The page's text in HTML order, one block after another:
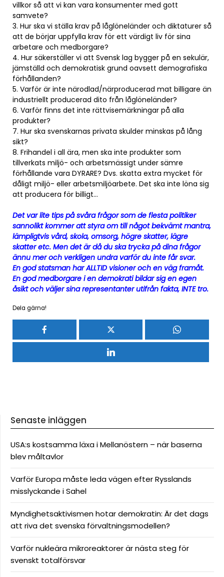
villkor så att vi kan vara konsumenter med gott
samvete?
3. Hur ska vi ställa krav på låglöneländer och diktaturer så
att de börjar uppfylla krav för ett värdigt liv för sina
arbetare och medborgare?
4. Hur säkerställer vi att Svensk lag bygger på en sekulär,
jämställd och demokratisk grund oavsett demografiska
förhållanden?
5. Varför är inte närodlad/närproducerad mat billigare än
industriellt producerad dito från låglöneländer?
6. Varför finns det inte rättvisemärkningar på alla
produkter?
7. Hur ska svenskarnas privata skulder minskas på lång
sikt?
8. Frihandel i all ära, men ska inte produkter som
tillverkats miljö- och arbetsmässigt under sämre
förhållande vara DYRARE? Dvs. skatta extra mycket för
dåligt miljö- eller arbetsmiljöarbete. Det ska inte löna sig
att producera för billigt…
Det var lite tips på svåra frågor som de flesta politiker
sannolikt kommer att styra om till något bekvämt mantra,
lämpligtvis vård, skola, omsorg, högre skatter, lägre
skatter etc. Men det är då du ska trycka på dina frågor
ännu mer och verkligen undra varför du inte får svar.
En god statsman har ALLTID visioner och en väg framåt.
En god medborgare i en demokrati bildar sig en egen
åsikt och väljer sina representanter utifrån fakta, INTE tro.
Dela gärna!
Senaste inläggen
USA:s kostsamma läxa i Mellanöstern – när baserna
blev måltavlor
Varför Europa måste leda vägen efter Rysslands
misslyckande i Sahel
Myndighetsaktivismen hotar demokratin: Är det dags
att riva det svenska förvaltningsmodellen?
Varför nukleära mikroreaktorer är nästa steg för
svenskt totalförsvar